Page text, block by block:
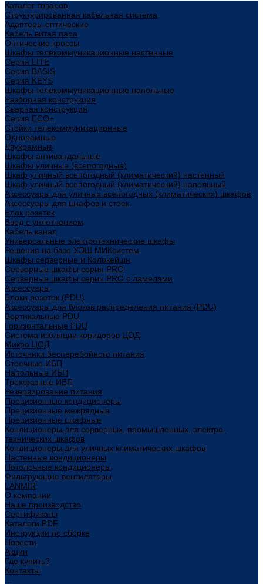
Каталог товаров
Структурированная кабельная система
Адаптеры оптические
Кабель витая пара
Оптические кроссы
Шкафы телекоммуникационные настенные
Cерия LITE
Cерия BASIS
Cерия KEYS
Шкафы телекоммуникационные напольные
Разборная конструкция
Сварная конструкция
Серия ECO+
Стойки телекоммуникационные
Однорамные
Двухрамные
Шкафы антивандальные
Шкафы уличные (всепогодные)
Шкаф уличный всепогодный (климатический) настенный
Шкаф уличный всепогодный (климатический) напольный
Аксессуары для уличных всепогодных (климатических) шкафов
Аксессуары для шкафов и стоек
Блок розеток
Ввод с уплотнением
Кабель канал
Универсальные электротехнические шкафы
Решения на базе УЭШ МИКсистем
Шкафы серверные и Колокейшн
Серверные шкафы серия PRO
Серверные шкафы серии PRO с ламелями
Аксессуары
Блоки розеток (PDU)
Аксессуары для блоков распределения питания (PDU)
Вертикальные PDU
Горизонтальные PDU
Система изоляции коридоров ЦОД
Микро ЦОД
Источники бесперебойного питания
Стоечные ИБП
Напольные ИБП
Трёхфазные ИБП
Резервирование питания
Прецизионные кондиционеры
Прецизионные межрядные
Прецизионные шкафные
Кондиционеры для серверных, промышленных, электро-
технических шкафов
Кондиционеры для уличных климатических шкафов
Настенные кондиционеры
Потолочные кондиционеры
Фильтрующие вентиляторы
LANMIR
О компании
Наше производство
Сертификаты
Каталоги PDF
Инструкции по сборке
Новости
Акции
Где купить?
Контакты